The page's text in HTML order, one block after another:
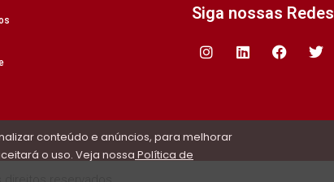
Siga nossas Redes
conteúdo e anúncios, para melhorar
o uso. Veja nossa Política de